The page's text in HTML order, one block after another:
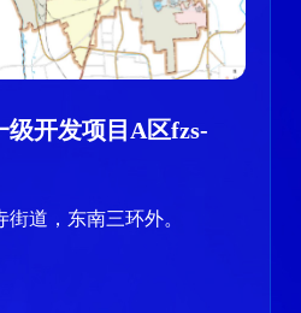
开发项目A区fzs-
道，东南三环外。